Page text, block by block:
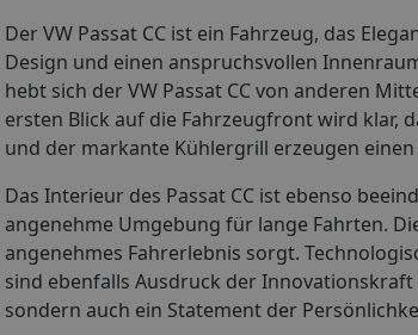
Der VW Passat CC ist ein Fahrzeug, das
Design und einen anspruchsvollen
hebt sich der VW Passat CC von anderen
ersten Blick auf die Fahrzeugfront wird klar,
und der markante Kühlergrill erzeugen
Das Interieur des Passat CC ist ebenso
angenehme Umgebung für lange Fahrten.
angenehmes Fahrerlebnis sorgt.
sind ebenfalls Ausdruck der Innovationskraft
sondern auch ein Statement der